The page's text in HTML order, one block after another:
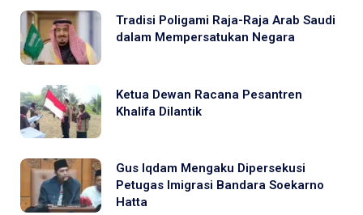
Tradisi Poligami Raja-Raja Arab Saudi
dalam Mempersatukan Negara
Ketua Dewan Racana Pesantren
Khalifa Dilantik
Gus Iqdam Mengaku Dipersekusi
Petugas Imigrasi Bandara Soekarno
Hatta